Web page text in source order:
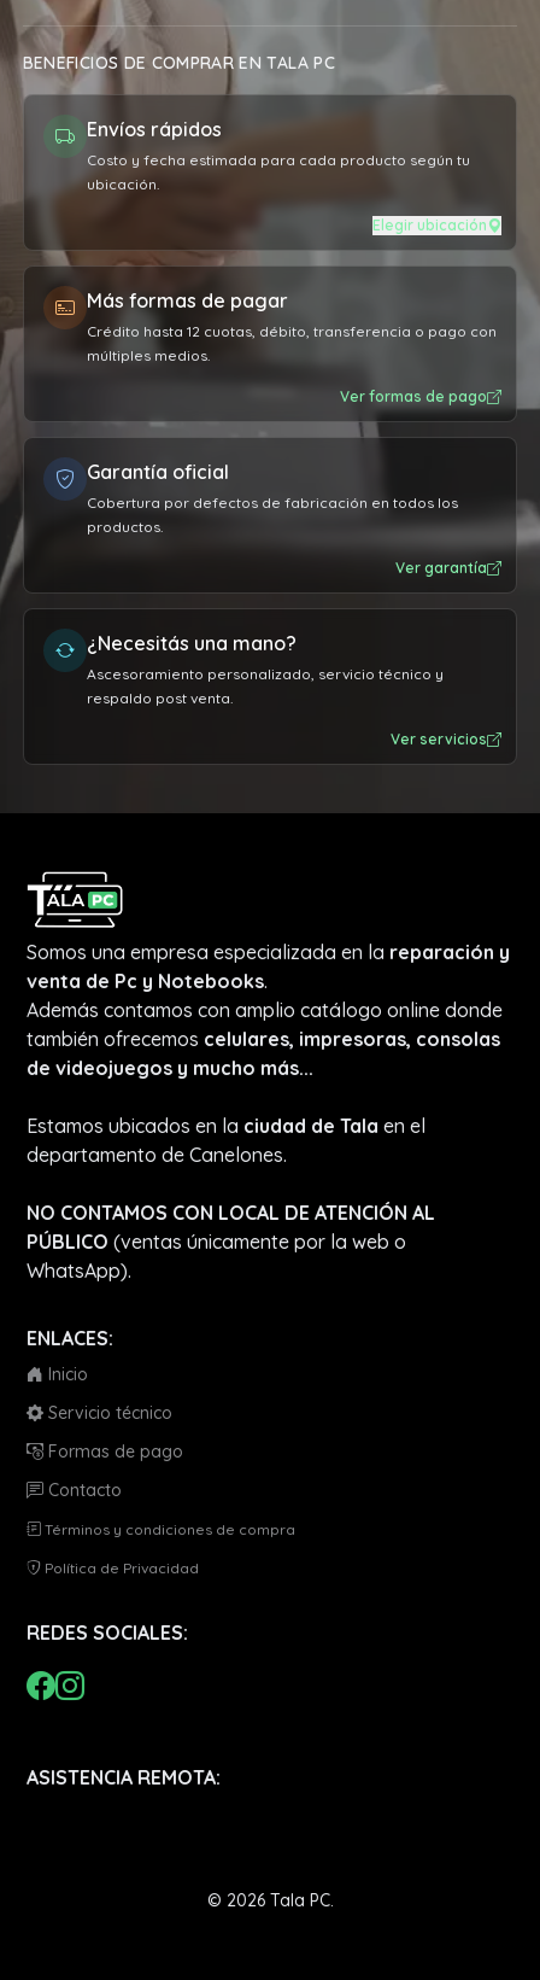
BENEFICIOS DE COMPRAR EN TALA PC
Envíos rápidos
Costo y fecha estimada para cada producto según tu
ubicación.
Elegir ubicación
Más formas de pagar
Crédito hasta 12 cuotas, débito, transferencia o pago con
múltiples medios.
Ver formas de pago
Garantía oficial
Cobertura por defectos de fabricación en todos los
productos.
Ver garantía
¿Necesitás una mano?
Ascesoramiento personalizado, servicio técnico y
respaldo post venta.
Ver servicios
Somos una empresa especializada en la reparación y
venta de Pc y Notebooks.
Además contamos con amplio catálogo online donde
también ofrecemos celulares, impresoras, consolas
de videojuegos y mucho más...
Estamos ubicados en la ciudad de Tala en el
departamento de Canelones.
NO CONTAMOS CON LOCAL DE ATENCIÓN AL
PÚBLICO (ventas únicamente por la web o
WhatsApp).
ENLACES:
Inicio
Servicio técnico
Formas de pago
Contacto
Términos y condiciones de compra
Política de Privacidad
REDES SOCIALES:
ASISTENCIA REMOTA:
© 2026 Tala PC.